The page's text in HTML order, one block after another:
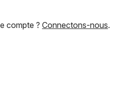
compte ? Connectons-nous.